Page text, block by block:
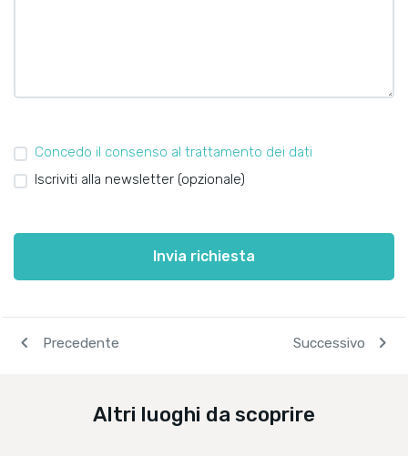
Concedo il consenso al trattamento dei dati
Iscriviti alla newsletter (opzionale)
Invia richiesta
navigate_before Precedente Successivo chevron_right
Altri luoghi da scoprire